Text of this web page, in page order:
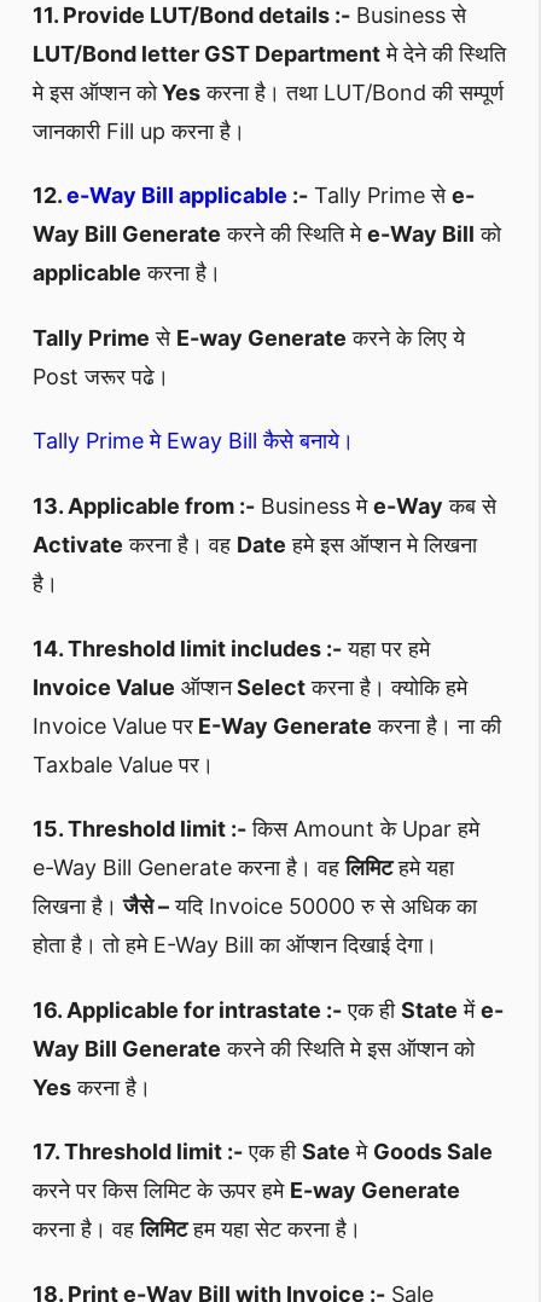
11. Provide LUT/Bond details :- Business से
LUT/Bond letter GST Departmentमे देने की स्थिति
मे इस ऑप्शन कोYesकरना है। तथा LUT/Bond की सम्पूर्ण
जानकारी Fill up करना है।
12.e-Way Bill applicable :- Tally Prime सेe-
Way Bill Generate करने की स्थिति मेe-Way Bill को
applicable करना है।
Tally Prime से E-way Generate करने के लिए ये
Post जरूर पढे।
Tally Prime मे Eway Bill कैसे बनाये।
13. Applicable from :- Business मेe-Way कब से
Activate करना है। वह Date हमे इस ऑप्शन मे लिखना
है।
14. Threshold limit includes :-यहा पर हमे
Invoice Value ऑप्शनSelectकरना है। क्योकि हमे
Invoice Value पर E-Way Generate करना है। ना की
Taxbale Value पर।
15. Threshold limit :-किस Amount के Upar हमे
e-Way Bill Generate करना है। वहलिमिटहमे यहा
लिखना है।जैसे –यदि Invoice 50000 रु से अधिक का
होता है। तो हमे E-Way Bill का ऑप्शन दिखाई देगा।
16. Applicable for intrastate :-एक हीState मेंe-
Way Bill Generate करने की स्थिति मे इस ऑप्शन को
Yesकरना है।
17. Threshold limit :-एक हीSate मे Goods Sale
करने पर किस लिमिट के ऊपर हमे E-way Generate
करना है। वहलिमिटहम यहा सेट करना है।
18. Print e-Way Bill with Invoice :- Sale